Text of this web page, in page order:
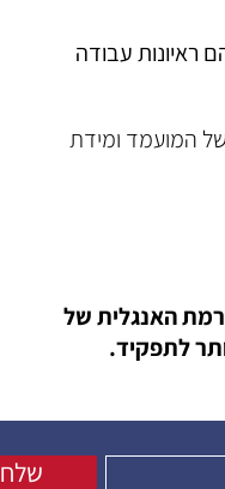
ראיונות עבודה
של המועמד ומידת
האנגלית של
לתפקיד.
שלח